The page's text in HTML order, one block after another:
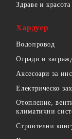
Здраве и красота
Хардуер
Водопровод
Огради и
Аксесоари за
Електрическо
Отопление,
климатични
Строителни